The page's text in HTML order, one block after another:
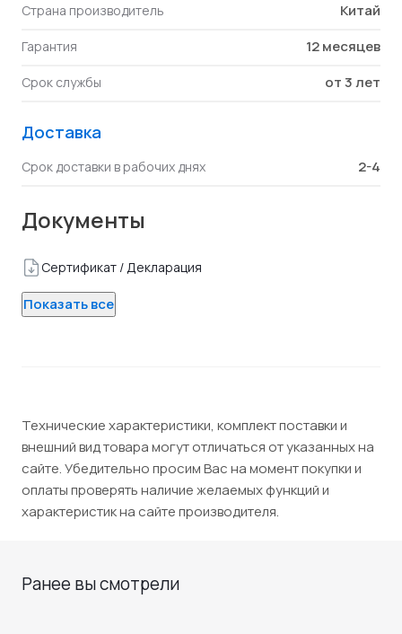
Страна производитель Китай
Гарантия 12 месяцев
Срок службы от 3 лет
Доставка
Срок доставки в рабочих днях 2-4
Документы
Сертификат / Декларация
Показать все
Технические характеристики, комплект поставки и
внешний вид товара могут отличаться от указанных на
сайте. Убедительно просим Вас на момент покупки и
оплаты проверять наличие желаемых функций и
характеристик на сайте производителя.
Ранее вы смотрели